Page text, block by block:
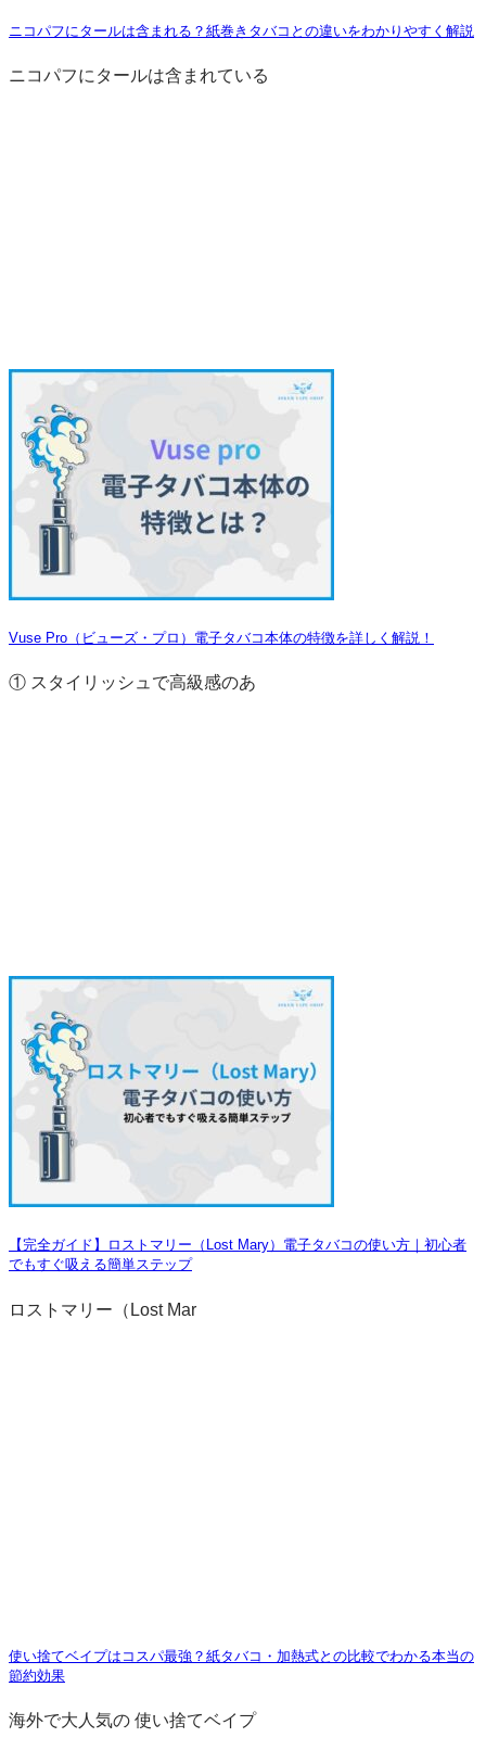
ニコパフにタールは含まれる？紙巻きタバコとの違いをわかりやすく解説
ニコパフにタールは含まれている
Vuse Pro（ビューズ・プロ）電子タバコ本体の特徴を詳しく解説！
① スタイリッシュで高級感のあ
【完全ガイド】ロストマリー（Lost Mary）電子タバコの使い方｜初心者
でもすぐ吸える簡単ステップ
ロストマリー（Lost Mar
使い捨てベイプはコスパ最強？紙タバコ・加熱式との比較でわかる本当の
節約効果
海外で大人気の 使い捨てベイプ